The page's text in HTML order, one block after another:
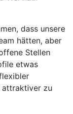
dass unsere
hätten, aber
Stellen
etwas
attraktiver zu